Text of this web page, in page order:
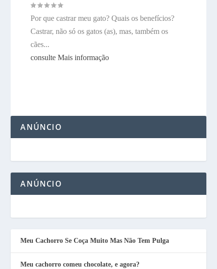
Por que castrar meu gato? Quais os benefícios?
Castrar, não só os gatos (as), mas, também os
cães...
consulte Mais informação
ANÚNCIO
ANÚNCIO
Meu Cachorro Se Coça Muito Mas Não Tem Pulga
Meu cachorro comeu chocolate, e agora?